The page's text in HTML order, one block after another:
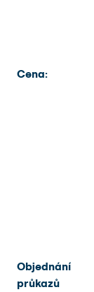
Cena:
Objednání
průkazů